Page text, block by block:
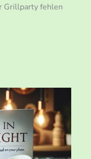
Grillparty fehlen